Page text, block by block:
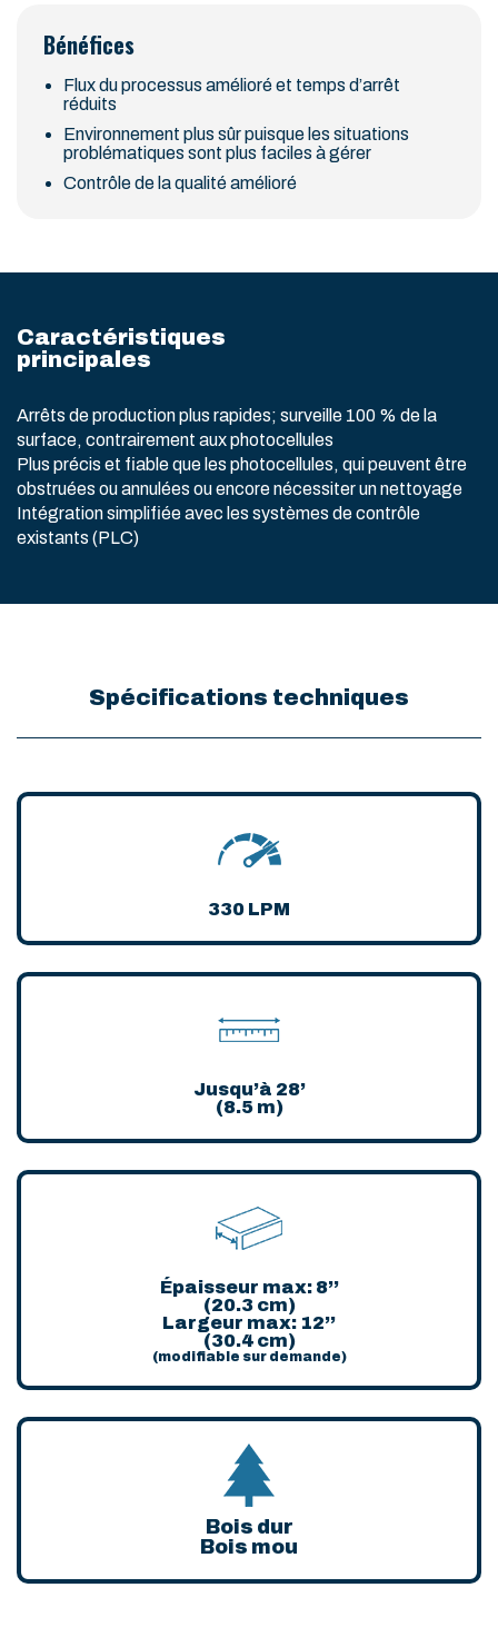
Bénéfices
Flux du processus amélioré et temps d’arrêt
réduits
Environnement plus sûr puisque les situations
problématiques sont plus faciles à gérer
Contrôle de la qualité amélioré
Caractéristiques
principales
Arrêts de production plus rapides; surveille 100 % de la
surface, contrairement aux photocellules
Plus précis et fiable que les photocellules, qui peuvent être
obstruées ou annulées ou encore nécessiter un nettoyage
Intégration simplifiée avec les systèmes de contrôle
existants (PLC)
Spécifications techniques
330 LPM
Jusqu’à 28’
(8.5 m)
Épaisseur max: 8’’
(20.3 cm)
Largeur max: 12’’
(30.4 cm)
(modifiable sur demande)
Bois dur
Bois mou